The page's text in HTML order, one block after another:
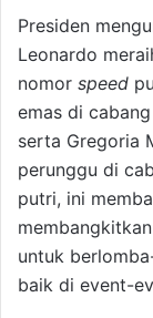
Presiden
Leonardo
nomor speed
emas di
serta Gregoria
perunggu di
putri, ini
untuk
baik di event-